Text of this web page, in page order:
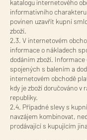
katalogu internetového
informativního
povinen uzavřít kupní
zboží.
2.3. V internetovém
informace o nákladech
dodáním zboží. Informace
spojených s balením a
internetovém obchodě
kdy je zboží doručováno v
republiky.
2.4. Případné slevy s
navzájem kombinovat,
prodávající s kupujícím